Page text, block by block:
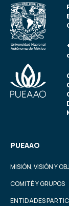
PUEAAO
MISIÓN, VISIÓN Y
COMITÉ Y GRUPOS
ENTIDADES